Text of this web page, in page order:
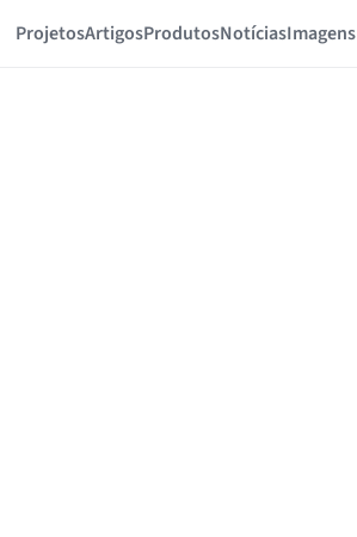
ProjetosArtigosProdutosNotíciasImagens